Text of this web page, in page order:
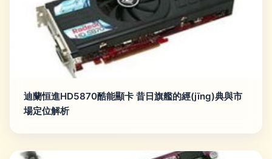
迪蘭恒進HD5870酷能顯卡 昔日旗艦的經(jīng)典與市
場定位解析